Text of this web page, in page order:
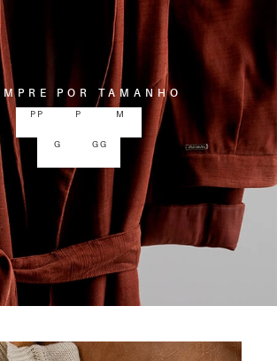
POR TAMANHO
PP P M
G GG